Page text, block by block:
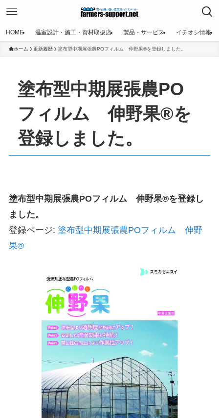
HOME 温室設計・施工・資材取扱店 製品・サービス イチオシ情報
ホーム 更新履歴 塗布型中期展張農POフィルム 伸野果®を登録しました。
塗布型中期展張農PO
フィルム 伸野果®を
登録しました。
塗布型中期展張農POフィルム 伸野果®を登録し
ました。
登録ページ: 塗布型中期展張農POフィルム 伸野
果®